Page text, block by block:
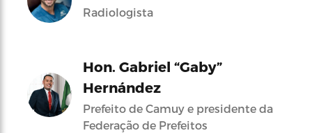
Radiologista
Hon. Gabriel “Gaby”
Hernández
Prefeito de Camuy e presidente da
Federação de Prefeitos